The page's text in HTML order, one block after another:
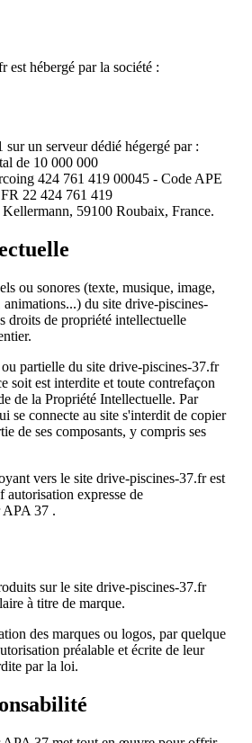
est hébergé par la société :
un serveur dédié hégergé par :
de 10 000 000
424 761 419 00045 - Code APE
22 424 761 419
Kellermann, 59100 Roubaix, France.
ou sonores (texte, musique, image,
du site drive-piscines-
droits de propriété intellectuelle
partielle du site drive-piscines-37.fr
soit est interdite et toute contrefaçon
de la Propriété Intellectuelle. Par
se connecte au site s'interdit de copier
de ses composants, y compris ses
vers le site drive-piscines-37.fr est
expresse de
37 .
sur le site drive-piscines-37.fr
à titre de marque.
des marques ou logos, par quelque
préalable et écrite de leur
par la loi.